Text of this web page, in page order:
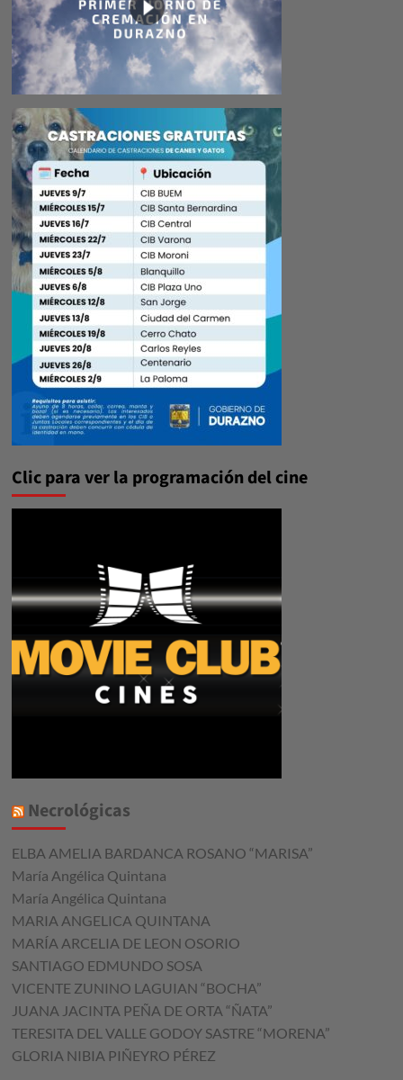
Clic para ver la programación del cine
Necrológicas
ELBA AMELIA BARDANCA ROSANO “MARISA”
María Angélica Quintana
María Angélica Quintana
MARIA ANGELICA QUINTANA
MARÍA ARCELIA DE LEON OSORIO
SANTIAGO EDMUNDO SOSA
VICENTE ZUNINO LAGUIAN “BOCHA”
JUANA JACINTA PEÑA DE ORTA “ÑATA”
TERESITA DEL VALLE GODOY SASTRE “MORENA”
GLORIA NIBIA PIÑEYRO PÉREZ